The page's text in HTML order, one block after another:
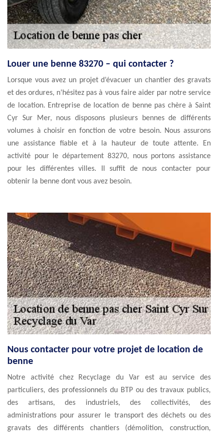
Louer une benne 83270 – qui contacter ?
Lorsque vous avez un projet d’évacuer un chantier des gravats
et des ordures, n’hésitez pas à vous faire aider par notre service
de location. Entreprise de location de benne pas chère à Saint
Cyr Sur Mer, nous disposons plusieurs bennes de différents
volumes à choisir en fonction de votre besoin. Nous assurons
une assistance fiable et à la hauteur de toute attente. En
activité pour le département 83270, nous portons assistance
pour les différentes villes. Il suffit de nous contacter pour
obtenir la benne dont vous avez besoin.
Nous contacter pour votre projet de location de
benne
Notre activité chez Recyclage du Var est au service des
particuliers, des professionnels du BTP ou des travaux publics,
des artisans, des industriels, des collectivités, des
administrations pour assurer le transport des déchets ou des
gravats des différents chantiers (démolition, construction,